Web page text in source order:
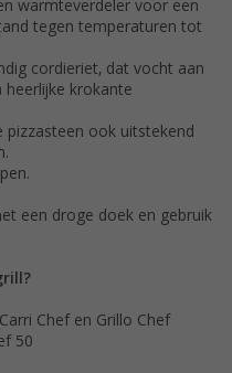
warmteverdeler voor een
tegen temperaturen tot
cordieriet, dat vocht aan
krokante
pizzasteen ook uitstekend
een droge doek en gebruik
Chef en Grillo Chef
50